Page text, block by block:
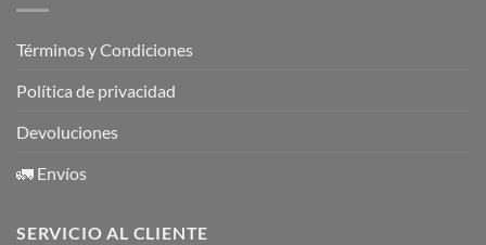
Términos y Condiciones
Política de privacidad
Devoluciones
🚛 Envíos
SERVICIO AL CLIENTE